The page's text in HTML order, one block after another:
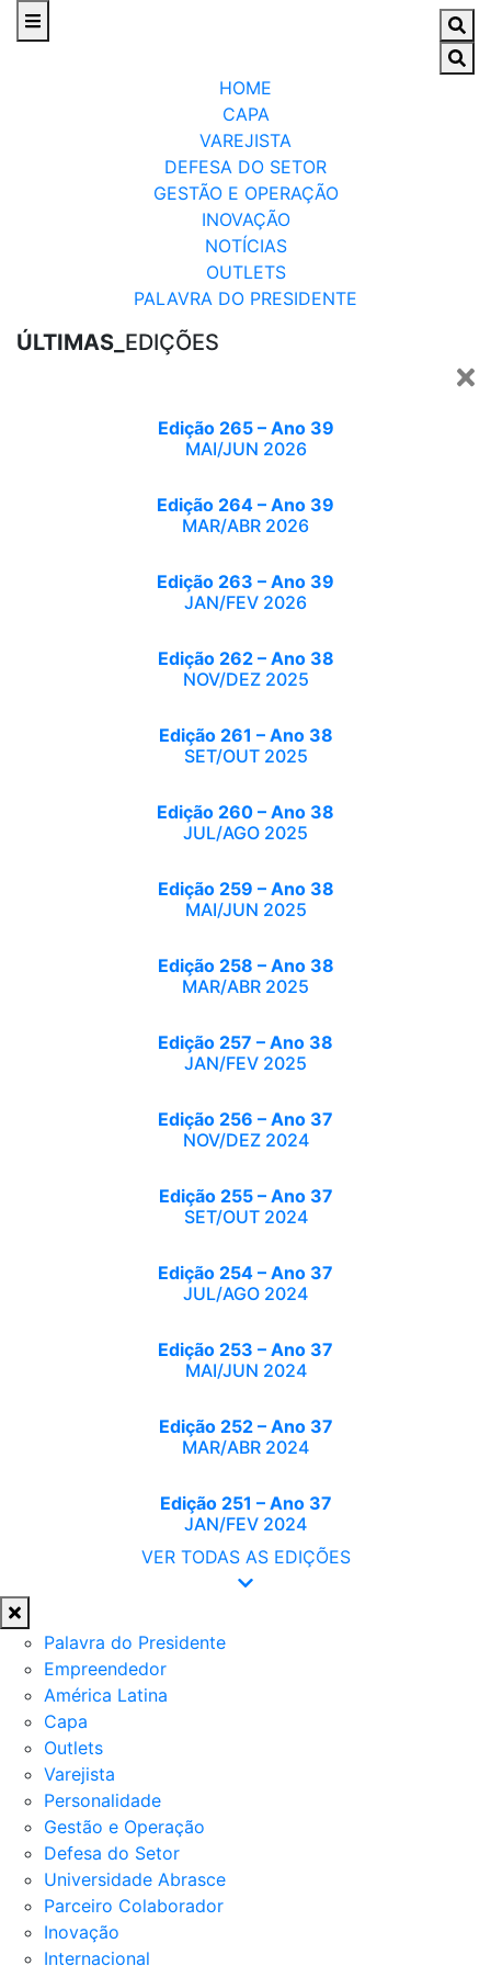
HOME
CAPA
VAREJISTA
DEFESA DO SETOR
GESTÃO E OPERAÇÃO
INOVAÇÃO
NOTÍCIAS
OUTLETS
PALAVRA DO PRESIDENTE
ÚLTIMAS_ EDIÇÕES
Edição 265 – Ano 39
MAI/JUN 2026
Edição 264 – Ano 39
MAR/ABR 2026
Edição 263 – Ano 39
JAN/FEV 2026
Edição 262 – Ano 38
NOV/DEZ 2025
Edição 261 – Ano 38
SET/OUT 2025
Edição 260 – Ano 38
JUL/AGO 2025
Edição 259 – Ano 38
MAI/JUN 2025
Edição 258 – Ano 38
MAR/ABR 2025
Edição 257 – Ano 38
JAN/FEV 2025
Edição 256 – Ano 37
NOV/DEZ 2024
Edição 255 – Ano 37
SET/OUT 2024
Edição 254 – Ano 37
JUL/AGO 2024
Edição 253 – Ano 37
MAI/JUN 2024
Edição 252 – Ano 37
MAR/ABR 2024
Edição 251 – Ano 37
JAN/FEV 2024
VER TODAS AS EDIÇÕES
Palavra do Presidente
Empreendedor
América Latina
Capa
Outlets
Varejista
Personalidade
Gestão e Operação
Defesa do Setor
Universidade Abrasce
Parceiro Colaborador
Inovação
Internacional